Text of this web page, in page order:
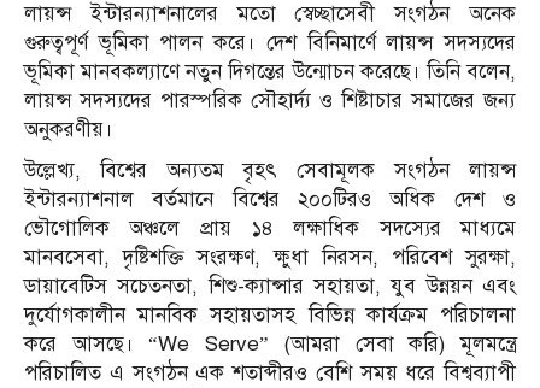
লায়ন্স ইন্টারন্যাশনালের মতো স্বেচ্ছাসেবী সংগঠন অনেক
গুরুত্বপূর্ণ ভূমিকা পালন করে। দেশ বিনিমার্ণে লায়ন্স সদস্যদের
ভূমিকা মানবকল্যাণে নতুন দিগন্তের উন্মোচন করেছে। তিনি বলেন,
লায়ন্স সদস্যদের পারস্পরিক সৌহার্দ্য ও শিষ্টাচার সমাজের জন্য
অনুকরণীয়।
উল্লেখ্য, বিশ্বের অন্যতম বৃহৎ সেবামূলক সংগঠন লায়ন্স
ইন্টারন্যাশনাল বর্তমানে বিশ্বের ২০০টিরও অধিক দেশ ও
ভৌগোলিক অঞ্চলে প্রায় ১৪ লক্ষাধিক সদস্যের মাধ্যমে
মানবসেবা, দৃষ্টিশক্তি সংরক্ষণ, ক্ষুধা নিরসন, পরিবেশ সুরক্ষা,
ডায়াবেটিস সচেতনতা, শিশু-ক্যান্সার সহায়তা, যুব উন্নয়ন এবং
দুর্যোগকালীন মানবিক সহায়তাসহ বিভিন্ন কার্যক্রম পরিচালনা
করে আসছে। “We Serve” (আমরা সেবা করি) মূলমন্ত্রে
পরিচালিত এ সংগঠন এক শতাব্দীরও বেশি সময় ধরে বিশ্বব্যাপী